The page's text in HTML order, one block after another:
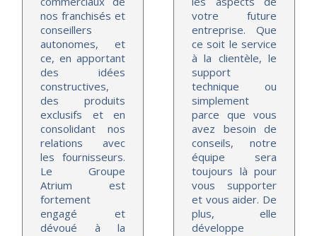
nos franchisés et
conseillers
autonomes, et
ce, en apportant
des idées
constructives,
des produits
exclusifs et en
consolidant nos
relations avec
les fournisseurs.
Le Groupe
Atrium est
fortement
engagé et
dévoué à la
votre future
entreprise. Que
ce soit le service
à la clientèle, le
support
technique ou
simplement
parce que vous
avez besoin de
conseils, notre
équipe sera
toujours là pour
vous supporter
et vous aider. De
plus, elle
développe